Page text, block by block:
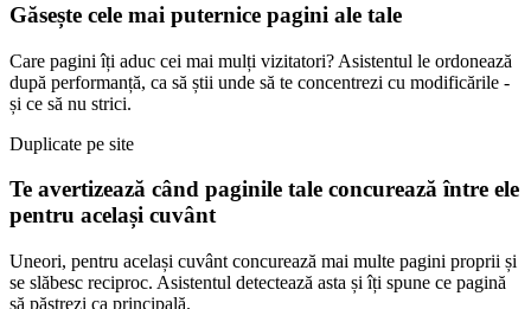
Găsește cele mai puternice pagini ale tale
Care pagini îți aduc cei mai mulți vizitatori? Asistentul le ordonează
după performanță, ca să știi unde să te concentrezi cu modificările -
și ce să nu strici.
Duplicate pe site
Te avertizează când paginile tale concurează între ele
pentru același cuvânt
Uneori, pentru același cuvânt concurează mai multe pagini proprii și
se slăbesc reciproc. Asistentul detectează asta și îți spune ce pagină
să păstrezi ca principală.